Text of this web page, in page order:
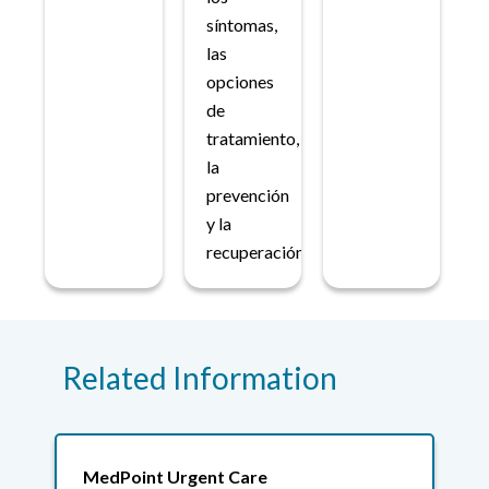
síntomas,
las
opciones
de
tratamiento,
la
prevención
y la
recuperación.
Related Information
MedPoint Urgent Care